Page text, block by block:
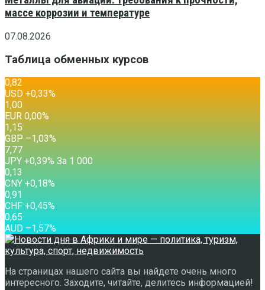
массе коррозии и температуре
07.08.2026
Таблица обменных курсов
0,82
USD +0,33%
1,00
EUR 0,00%
1,15
GBP –1,03%
7,77
JPY +0,39% За 1 000
0,13
CNY +0,18%
0,91
CHF +0,45%
0,65
AUD –1,57%
На страницах нашего сайта вы найдете очень много
интересного. Заходите, читайте, делитесь информацией!